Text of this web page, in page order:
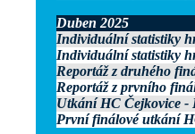
Duben 2025
Individuální statistiky
Individuální statistiky
Reportáž z druhého
Reportáž z prvního
Utkání HC Čejkovice -
První finálové utkání